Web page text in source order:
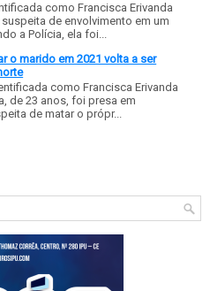
como Francisca Erivanda
de envolvimento em um
a Polícia, ela foi...
o marido em 2021 volta a ser
como Francisca Erivanda
de 23 anos, foi presa em
de matar o própr...